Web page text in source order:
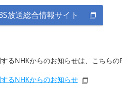
放送総合情報サイト
るNHKからのお知らせは、こちらの
るNHKからのお知らせ